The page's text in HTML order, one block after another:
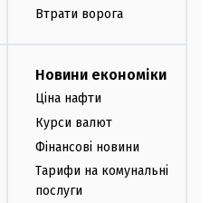
Втрати ворога
Новини економіки
Ціна нафти
Курси валют
Фінансові новини
Тарифи на комунальні
послуги